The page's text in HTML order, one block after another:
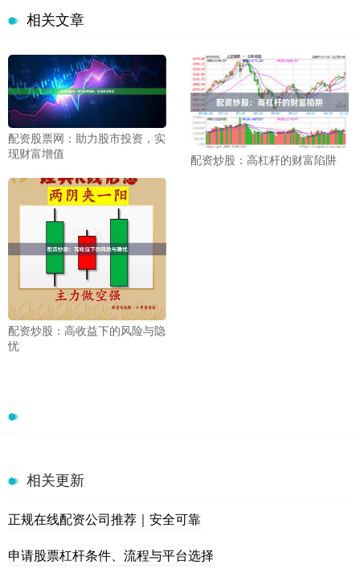
相关文章
配资股票网：助力股市投资，实
现财富增值
配资炒股：高杠杆的财富陷阱
配资炒股：高收益下的风险与隐
忧
相关更新
正规在线配资公司推荐｜安全可靠
申请股票杠杆条件、流程与平台选择